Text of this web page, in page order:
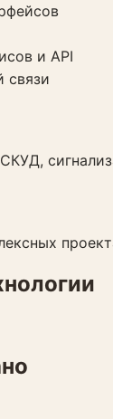
и API
связи